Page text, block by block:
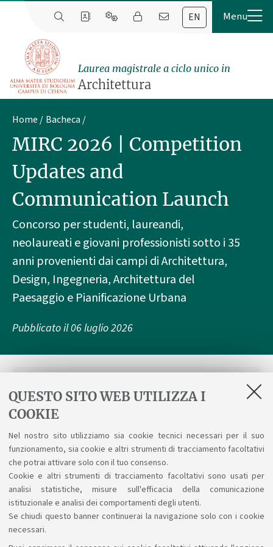
QUESTO SITO WEB UTILIZZA I
COOKIE
Nel nostro sito utilizziamo sia cookie tecnici necessari per il suo
funzionamento, sia cookie e altri strumenti di tracciamento facoltativi
che potrai attivare solo con il tuo consenso.
Cookie e altri strumenti di tracciamento facoltativi sono usati per
analisi statistiche, misure sull'efficacia della comunicazione
istituzionale e analisi dei comportamenti degli utenti.
Se chiudi questo banner continuerai la navigazione solo con i cookie
necessari.
EN
Laurea magistrale a ciclo unico in
Architettura
Home Bacheca
MIRC 2026 | Competition
Updates and
Communication Launch
Concorso per studenti, laureandi,
neolaureati e giovani professionisti sotto i 35
anni provenienti dai campi di Architettura,
Design, Ingegneria, Architettura del
Paesaggio e Pianificazione Urbana
Pubblicato il06 luglio 2026
link
MIRC 2026 Guastalla
Calendario del concorso